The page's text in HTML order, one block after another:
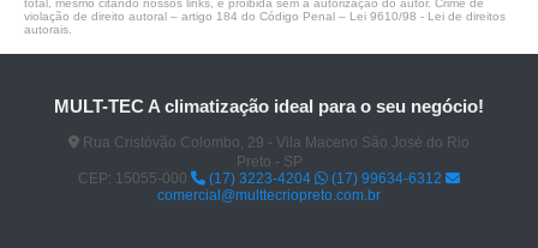
total, mesmo citando nossos links, é proibida sem a autorização do autor. Crime de
violação de direito autoral – artigo 184 do Código Penal – Lei 9610/98 - Lei de direitos
autorais
MULT-TEC A climatização ideal para o seu negócio!
Rua Cristóvão Colombo, 29 - Vila Maceno São José do Rio
Preto - SP
CEP: 15055-000
(17) 3223-4204
(17) 99634-6312
comercial@multtecriopreto.com.br